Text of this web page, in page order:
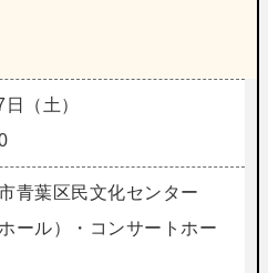
（土）
青葉区民文化センター
ール）・コンサートホー